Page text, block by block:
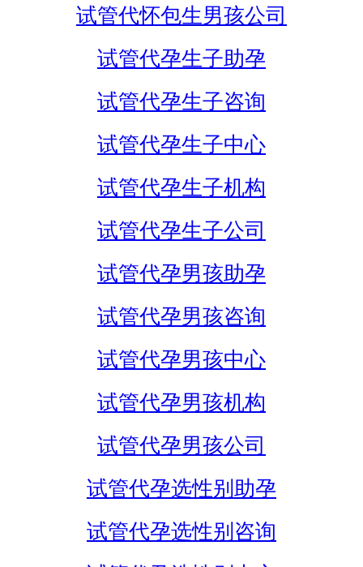
试管代怀包生男孩公司
试管代孕生子助孕
试管代孕生子咨询
试管代孕生子中心
试管代孕生子机构
试管代孕生子公司
试管代孕男孩助孕
试管代孕男孩咨询
试管代孕男孩中心
试管代孕男孩机构
试管代孕男孩公司
试管代孕选性别助孕
试管代孕选性别咨询